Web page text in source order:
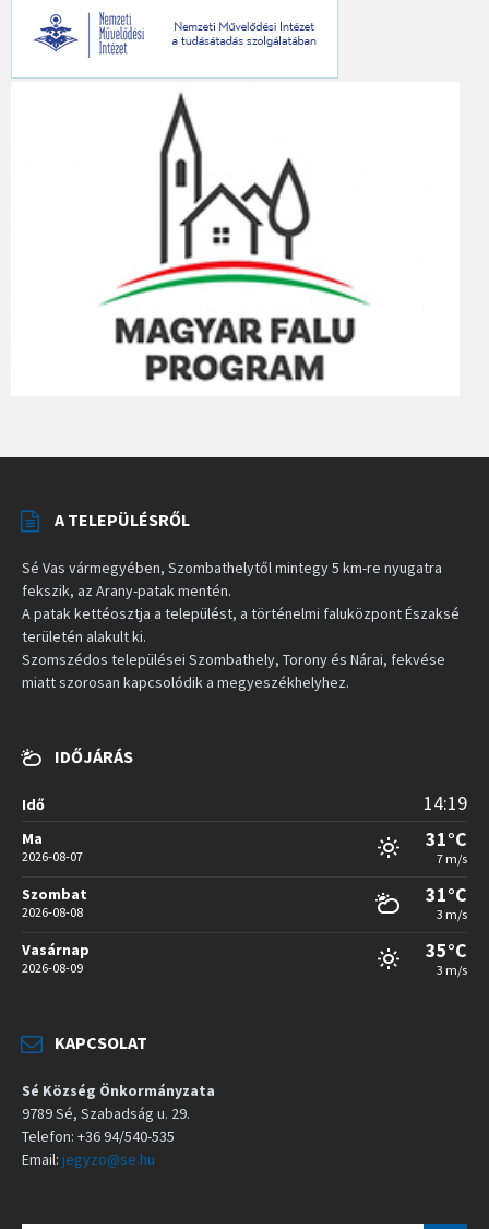
A TELEPÜLÉSRŐL
Sé Vas vármegyében, Szombathelytől mintegy 5 km-re nyugatra
fekszik, az Arany-patak mentén.
A patak kettéosztja a települést, a történelmi faluközpont Északsé
területén alakult ki.
Szomszédos települései Szombathely, Torony és Nárai, fekvése
miatt szorosan kapcsolódik a megyeszékhelyhez.
IDŐJÁRÁS
Idő 14:19
Ma
2026-08-07
31°C
7 m/s
Szombat
2026-08-08
31°C
3 m/s
Vasárnap
2026-08-09
35°C
3 m/s
KAPCSOLAT
Sé Község Önkormányzata
9789 Sé, Szabadság u. 29.
Telefon: +36 94/540-535
Email: jegyzo@se.hu